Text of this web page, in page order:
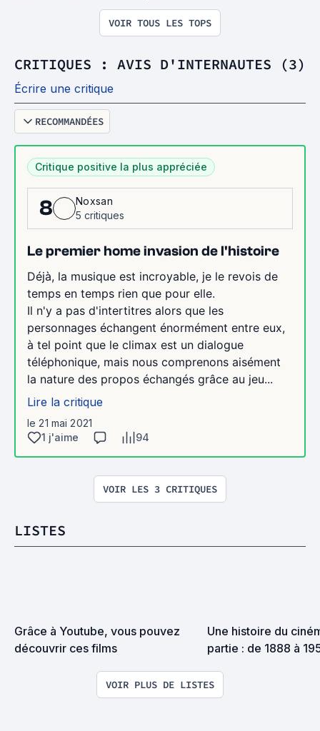
VOIR TOUS LES TOPS
CRITIQUES : AVIS D'INTERNAUTES (3)
Écrire une critique
RECOMMANDÉES
Critique positive la plus appréciée
8
Noxsan
5 critiques
Le premier home invasion de l'histoire
Déjà, la musique est incroyable, je le revois de
temps en temps rien que pour elle.
Il n'y a pas d'intertitres alors que les
personnages échangent énormément entre eux,
à tel point que le climax est un dialogue
téléphonique, mais nous comprenons aisément
la nature des propos échangés grâce au jeu...
Lire la critique
le 21 mai 2021
1 j'aime
94
VOIR LES 3 CRITIQUES
LISTES
Grâce à Youtube, vous pouvez
découvrir ces films
Une histoire du
partie : de 1888 à
VOIR PLUS DE LISTES